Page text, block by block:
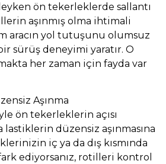
ön tekerleklerde sallantı
aşınmış olma ihtimali
aracın yol tutuşunu olumsuz
sürüş deneyimi yaratır. O
her zaman için fayda var
Aşınma
ön tekerleklerin açısı
düzensiz aşınmasına
iç ya da dış kısmında
ediyorsanız, rotilleri kontrol